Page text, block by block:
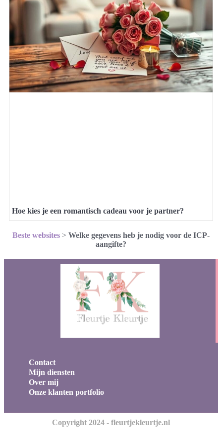
Hoe kies je een romantisch cadeau voor je partner?
Beste websites > Welke gegevens heb je nodig voor de ICP-
aangifte?
Contact
Mijn diensten
Over mij
Onze klanten portfolio
Copyright 2024 - fleurtjekleurtje.nl